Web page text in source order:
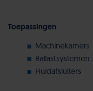
Toepassingen
Machinekamers
Ballastsystemen
Huidafsluiters